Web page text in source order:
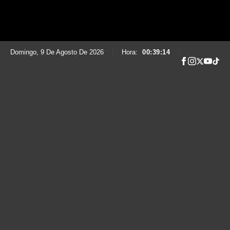
Domingo, 9 De Agosto De 2026 Hora: 00:39:15